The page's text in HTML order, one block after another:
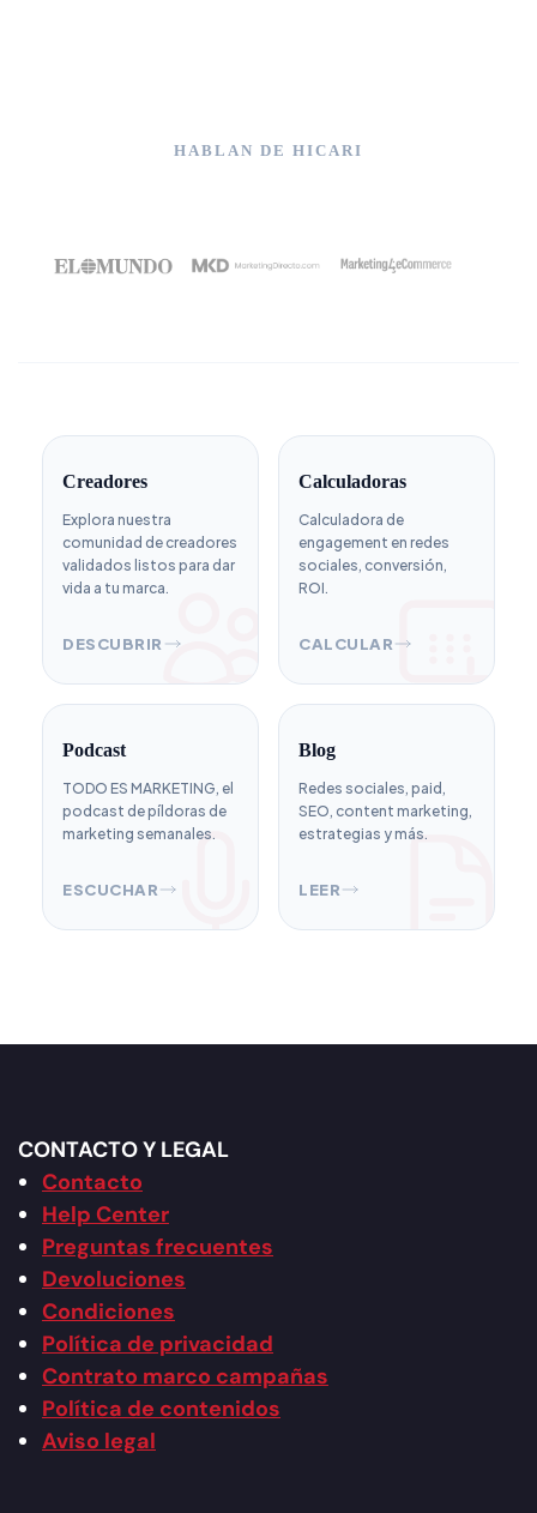
HABLAN DE HICARI
Creadores
Explora nuestra
comunidad de creadores
validados listos para dar
vida a tu marca.
DESCUBRIR
Calculadoras
Calculadora de
engagement en redes
sociales, conversión,
ROI.
CALCULAR
Podcast
TODO ES MARKETING, el
podcast de píldoras de
marketing semanales.
ESCUCHAR
Blog
Redes sociales, paid,
SEO, content marketing,
estrategias y más.
LEER
CONTACTO Y LEGAL
Contacto
Help Center
Preguntas frecuentes
Devoluciones
Condiciones
Política de privacidad
Contrato marco campañas
Política de contenidos
Aviso legal